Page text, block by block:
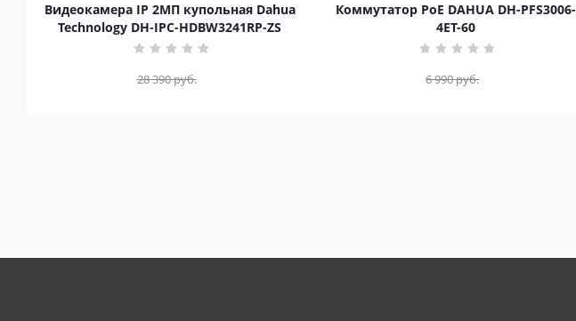
Видеокамера IP 2МП купольная Dahua
Technology DH-IPC-HDBW3241RP-ZS
28 390руб.
Коммутатор PoE DAHUA DH-PFS3006-
4ET-60
6 990руб.